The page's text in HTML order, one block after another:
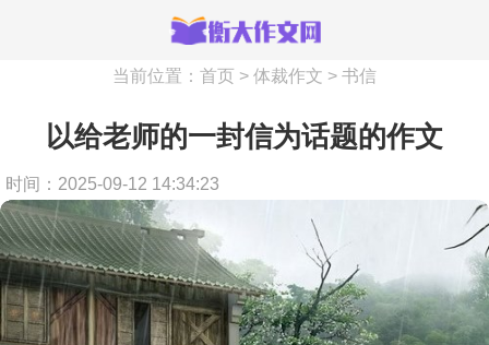
当前位置： 首页 > 体裁作文 > 书信
以给老师的一封信为话题的作文
时间：2025-09-12 14:34:23